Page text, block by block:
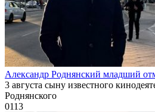
Александр Роднянский младший
3 августа сыну известного
Роднянского
0113